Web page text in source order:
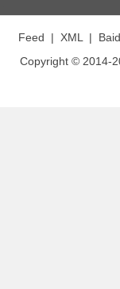
Feed | XML |
Copyright © 2014-